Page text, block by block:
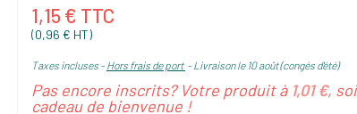
1,15 € TTC
(0,96 € HT)
Taxes incluses Hors frais de port Livraison le 10 août (congés d'été)
Pas encore inscrits? Votre produit à 1,01 €,
cadeau de bienvenue !